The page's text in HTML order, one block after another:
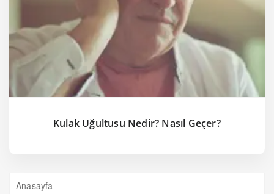
Kulak Uğultusu Nedir? Nasıl Geçer?
Anasayfa